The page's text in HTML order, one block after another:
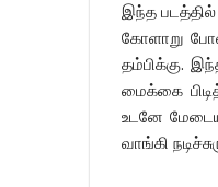
இந்த
கோளாறு
தம்பிக்கு.
மைக்கை
உடனே
வாங்கி